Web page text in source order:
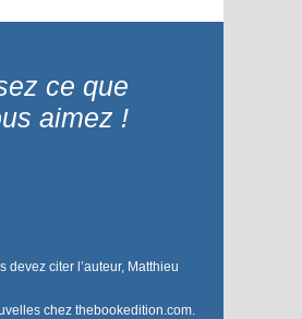
ce que
aimez !
citer l’auteur, Matthieu
chez thebookedition.com.